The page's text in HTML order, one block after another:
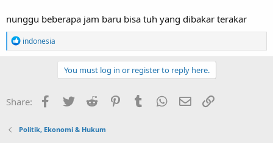
nunggu beberapa jam baru bisa tuh yang dibakar terakar
R
e
a
o
n
:
indonesia
You must log in or register to reply here.
Share: Facebook
Twitter Reddit PinterestTumblr WhatsApp
Email
Politik, Ekonomi & Hukum